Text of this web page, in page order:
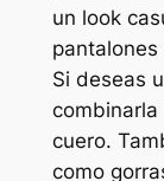
un look
Si deseas
combinarla
cuero.
como